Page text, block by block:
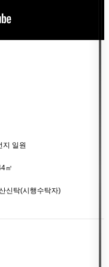
지 일원
㎡
신탁(시행수탁자)